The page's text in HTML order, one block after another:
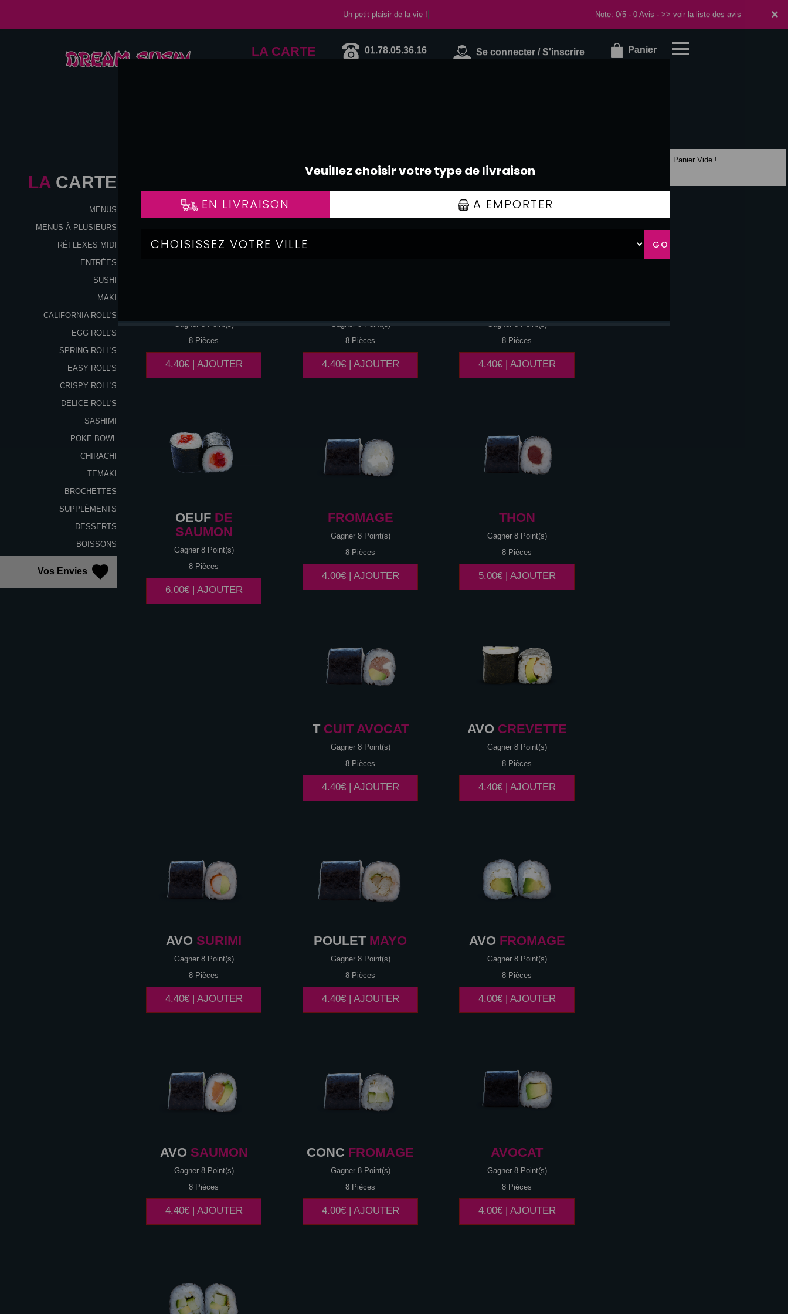
×
Un petit plaisir de la vie ! Note: 0/5 - 0 Avis - >> voir la liste des avis
LA CARTE 01.78.05.36.16 Se connecter / S'inscrire Panier
×
LA CARTE
MENUS
MENUS À PLUSIEURS
RÉFLEXES MIDI
ENTRÉES
SUSHI
MAKI
CALIFORNIA ROLL'S
EGG ROLL'S
SPRING ROLL'S
EASY ROLL'S
CRISPY ROLL'S
DELICE ROLL'S
SASHIMI
POKE BOWL
CHIRACHI
TEMAKI
BROCHETTES
SUPPLÉMENTS
DESSERTS
BOISSONS
Vos Envies
MAKI
Gagner 8 Point(s)
8 Pièces
4.40€ | AJOUTER
Gagner 8 Point(s)
8 Pièces
4.40€ | AJOUTER
Gagner 8 Point(s)
8 Pièces
4.40€ | AJOUTER
OEUFDE
SAUMON
Gagner 8 Point(s)
8 Pièces
6.00€ | AJOUTER
FROMAGE
Gagner 8 Point(s)
8 Pièces
4.00€ | AJOUTER
THON
Gagner 8 Point(s)
8 Pièces
5.00€ | AJOUTER
TCUIT AVOCAT
Gagner 8 Point(s)
8 Pièces
4.40€ | AJOUTER
AVO CREVETTE
Gagner 8 Point(s)
8 Pièces
4.40€ | AJOUTER
AVO SURIMI
Gagner 8 Point(s)
8 Pièces
4.40€ | AJOUTER
POULETMAYO
Gagner 8 Point(s)
8 Pièces
4.40€ | AJOUTER
AVO FROMAGE
Gagner 8 Point(s)
8 Pièces
4.00€ | AJOUTER
AVO SAUMON
Gagner 8 Point(s)
8 Pièces
4.40€ | AJOUTER
CONC FROMAGE
Gagner 8 Point(s)
8 Pièces
4.00€ | AJOUTER
AVOCAT
Gagner 8 Point(s)
8 Pièces
4.00€ | AJOUTER
Panier Vide !